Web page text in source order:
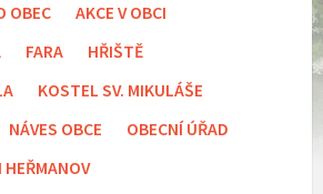
OBEC
AKCE V OBCI
FARA
HŘIŠTĚ
KOSTEL SV. MIKULÁŠE
NÁVES OBCE
OBECNÍ ÚŘAD